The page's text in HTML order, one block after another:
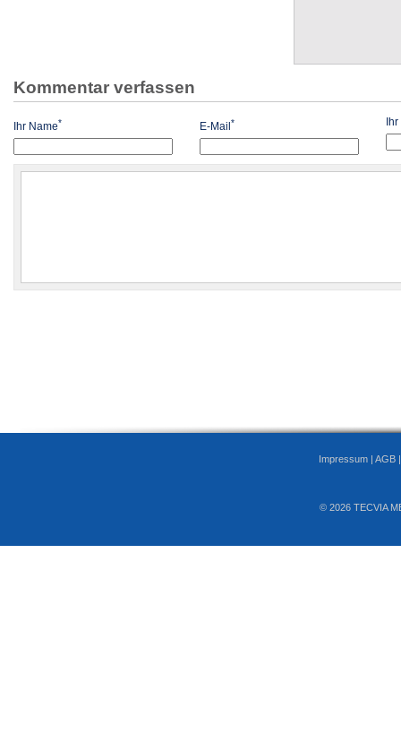
Kommentar verfassen
Ihr Name* E-Mail *
Impressum | AGB
© 2026 TECVIA